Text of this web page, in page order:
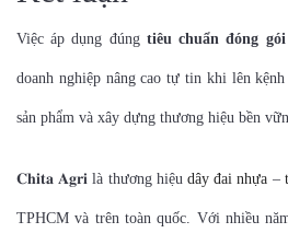
Việc áp dụng đúng tiêu chuẩn đóng
doanh nghiệp nâng cao tự tin khi lên
sản phẩm và xây dựng thương hiệu bền
𝐂𝐡𝐢𝐭𝐚 𝐀𝐠𝐫𝐢 là thương hiệu dây đai nhựa –
TPHCM và trên toàn quốc. Với nhiều